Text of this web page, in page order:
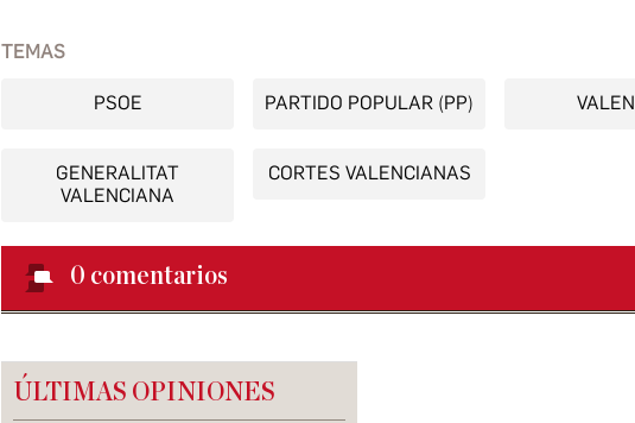
TEMAS
PSOE PARTIDO POPULAR (PP)
GENERALITAT
VALENCIANA
CORTES VALENCIANAS
0 comentarios
ÚLTIMAS OPINIONES